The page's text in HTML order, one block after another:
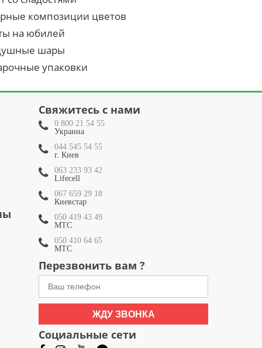
композиции цветов
на юбилей
шары
упаковки
Свяжитесь с нами
0 800 21 54 55
Украина
044 545 54 55
г. Киев
063 233 93 42
Lifecell
067 659 29 18
Киевстар
050 419 43 49
МТС
050 410 64 65
МТС
Перезвонить вам ?
ЖДУ ЗВОНКА
Социальные сети